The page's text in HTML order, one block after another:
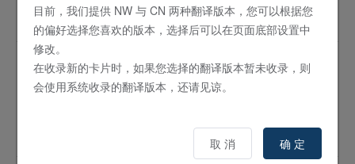
被异次元吸了进去的悲哀哥布林。但是，现在为了新目标而每
天都在努力。
魔蜥义豪
曾经有着邪恶的心，但是与某人相遇之后正义之心得以觉醒的
目前，我们提供 NW 与 CN 两种翻译版本，您可以根据您
的偏好选择您喜欢的版本，选择后可以在页面底部设置中
修改。
在收录新的卡片时，如果您选择的翻译版本暂未收录，则
会使用系统收录的翻译版本，还请见谅。
取 消 确 定